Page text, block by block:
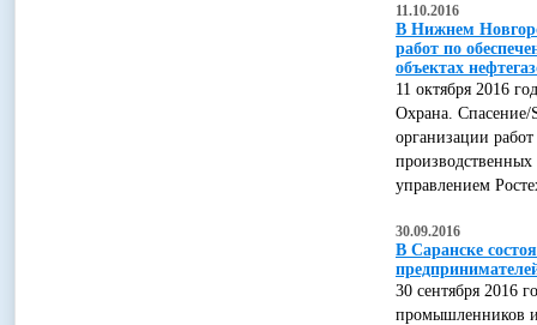
11.10.2016
В Нижнем
работ по
объектах
11 октября 2016
Охрана.
организации
производственных
управлением
30.09.2016
В Саранске
30 сентября 2016
промышленников